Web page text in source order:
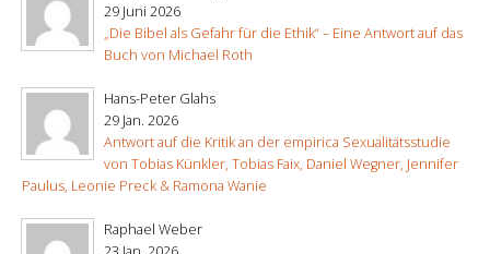
29 Juni 2026
„Die Bibel als Gefahr für die Ethik“ – Eine Antwort auf das
Buch von Michael Roth
Hans-Peter Glahs
29 Jan. 2026
Antwort auf die Kritik an der empirica Sexualitätsstudie
von Tobias Künkler, Tobias Faix, Daniel Wegner, Jennifer
Paulus, Leonie Preck & Ramona Wanie
Raphael Weber